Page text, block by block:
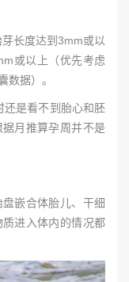
长度达到3mm或以
或以上（优先考虑
数据）。
是看不到胎心和胚
月推算孕周并不是
嵌合体胎儿、干细
进入体内的情况都